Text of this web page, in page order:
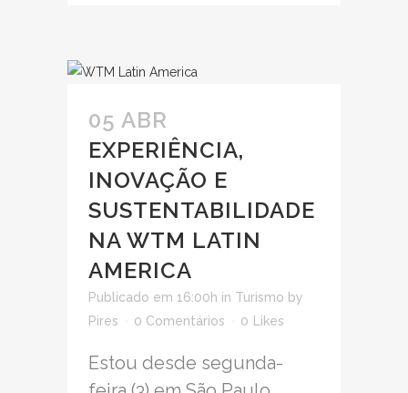
05 ABR
EXPERIÊNCIA,
INOVAÇÃO E
SUSTENTABILIDADE
NA WTM LATIN
AMERICA
Publicado em 16:00h in Turismo by
Pires
0 Comentários 0 Likes
Estou desde segunda-